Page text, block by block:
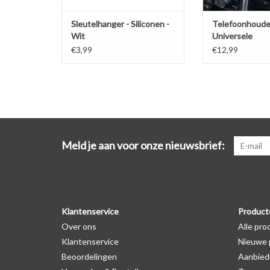
Sleutelhanger - Siliconen -
Wit
€3,99
Universele
ventilatiehouder
€12,99
Meld je aan voor onze nieuwsbrief:
Klantenservice
Over ons
Klantenservice
Beoordelingen
Alle
Nieuwe